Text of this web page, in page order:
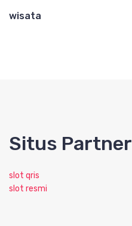
wisata
Situs Partner
slot qris
slot resmi